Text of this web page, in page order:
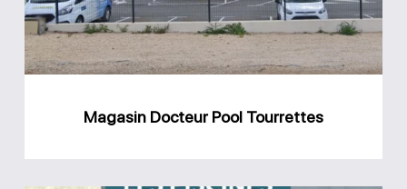
Magasin Docteur Pool Tourrettes